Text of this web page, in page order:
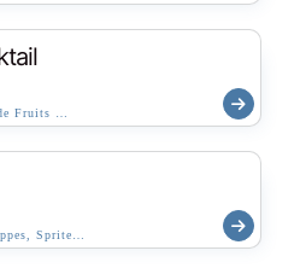
Fruits …
Sprite…